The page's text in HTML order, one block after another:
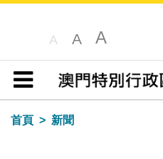
A A A
目錄
首頁
新聞